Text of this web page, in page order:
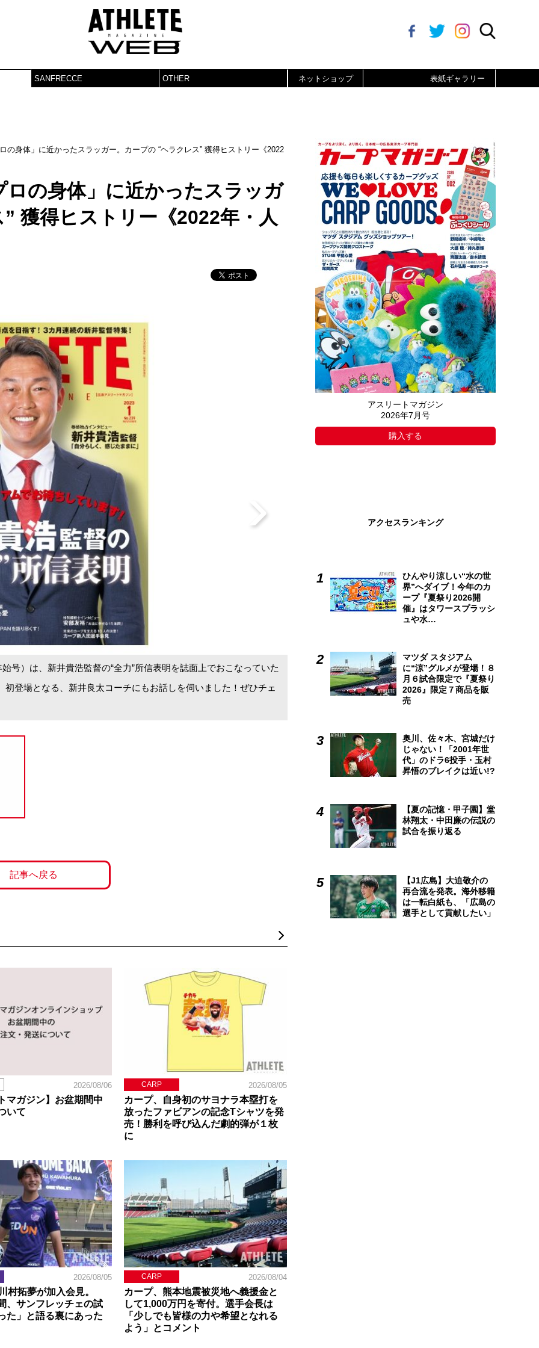
SANFRECCE OTHER ネットショップ 表紙ギャラリー
の身体」に近かったスラッガー。カープの “ヘラクレス” 獲得ヒストリー《2022
の身体」に近かったスラッガ
獲得ヒストリー《2022年・人
号） は、新井貴浩監督の“全力”所信表明を誌面上でおこなっていた
登場となる、新井良太コーチにもお話しを伺いました！ぜひチェ
記事へ戻る
2026/08/06
マガジン】お盆期間中
いて
CARP 2026/08/05
カープ、自身初のサヨナラ本塁打を
放ったファビアンの記念Tシャツを発
売！勝利を呼び込んだ劇的弾が１枚
に
2026/08/05
村拓夢が加入会見。
、サンフレッチェの試
た」と語る裏にあった
CARP 2026/08/04
カープ、熊本地震被災地へ義援金と
して1,000万円を寄付。選手会長は
「少しでも皆様の力や希望となれる
よう」とコメント
アスリートマガジン
2026年7月号
購入する
アクセスランキング
ひんやり涼しい“水の世
界”へダイブ！今年のカ
ープ『夏祭り2026開
催』はタワースプラッシ
ュや水…
マツダ スタジアム
に“涼”グルメが登場！８
月６試合限定で『夏祭り
2026』限定７商品を販
売
奥川、佐々木、宮城だけ
じゃない！「2001年世
代」のドラ6投手・玉村
昇悟のブレイクは近い!?
【夏の記憶・甲子園】堂
林翔太・中田廉の伝説の
試合を振り返る
【J1広島】大迫敬介の
再合流を発表。海外移籍
は一転白紙も、「広島の
選手として貢献したい」